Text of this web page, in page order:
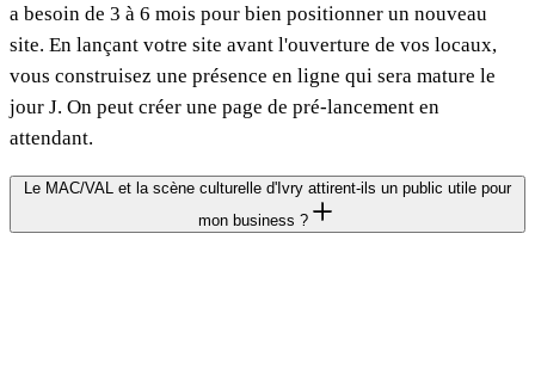
a besoin de 3 à 6 mois pour bien positionner un nouveau
site. En lançant votre site avant l'ouverture de vos locaux,
vous construisez une présence en ligne qui sera mature le
jour J. On peut créer une page de pré-lancement en
attendant.
Le MAC/VAL et la scène culturelle d'Ivry attirent-ils un public utile pour
mon business ?